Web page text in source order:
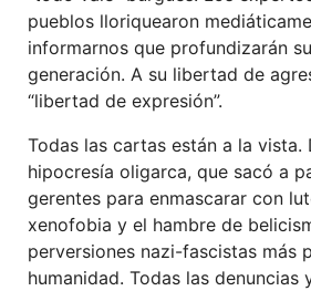
pueblos lloriquearon
informarnos que profundizarán
generación. A su libertad de
“libertad de expresión”.
Todas las cartas están a la vista.
hipocresía oligarca, que sacó a
gerentes para enmascarar con
xenofobia y el hambre de
perversiones nazi-fascistas más
humanidad. Todas las denuncias